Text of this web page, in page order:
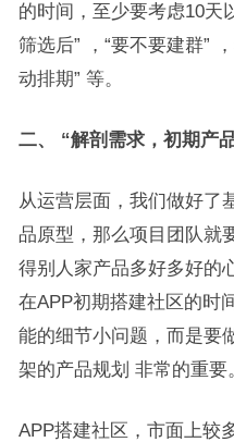
的时间，至少要考虑10天
筛选后” ，“要不要建群”
动排期” 等。
二、 “解剖需求，初期产
从运营层面，我们做好了
品原型，那么项目团队就
得别人家产品多好多好的
在APP初期搭建社区的时
能的细节小问题，而是要
架的产品规划 非常的重要
APP搭建社区，市面上较